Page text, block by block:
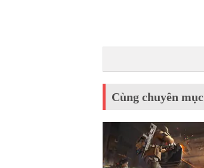
Cùng chuyên mục